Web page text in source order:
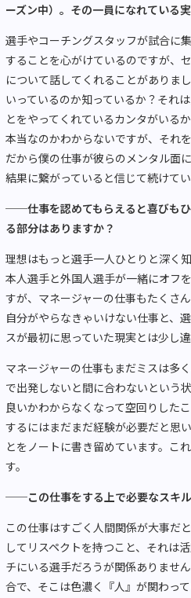
ーズン中）。その一員になれている
選手やコーチングスタッフが試合に
することを心がけているのですが、
について話してくれることがありま
いっているのか知っているか？それ
とをやってくれているカンタがいる
本当なのかわからないですが、それ
だから僕の仕事が彼らのメンタル面
結果に繋がっていると信じて続けてい
──仕事を認めてもらえると喜びも
る部分はありますか？
理想はもっと選手一人ひとりと深く
本人選手と外国人選手が一緒にオフ
すが、マネージャーの仕事もたくさ
自分がやらなきゃいけない仕事と、
スが最初に思っていた現実とは少し違
マネージャーの仕事もまだミスは多
で出発しないと間に合わないという
良いかわからなくなって空回りした
するにはまだまだ経験が必要だと思
とをノートに書き留めています。こ
す。
──この仕事をする上で必要なスキル
この仕事はすごく人間関係が大事だ
してリスペクトを持つこと、それは
チにいる選手だろうが関係ありませ
合で、そこは色濃く『人』が関わっ